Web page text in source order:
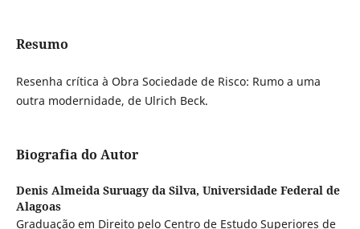
Resumo
Resenha crítica à Obra Sociedade de Risco: Rumo a uma
outra modernidade, de Ulrich Beck.
Biografia do Autor
Denis Almeida Suruagy da Silva, Universidade Federal de
Alagoas
Graduação em Direito pelo Centro de Estudo Superiores de